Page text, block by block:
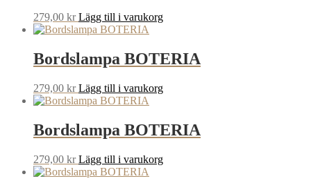
279,00 kr Lägg till i varukorg
Bordslampa BOTERIA
279,00 kr Lägg till i varukorg
Bordslampa BOTERIA
279,00 kr Lägg till i varukorg